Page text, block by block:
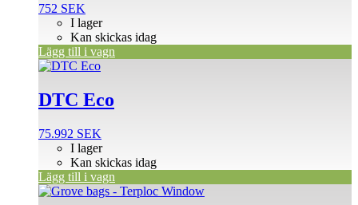
752 SEK
I lager
Kan skickas idag
Lägg till i vagn
DTC Eco
75.992 SEK
I lager
Kan skickas idag
Lägg till i vagn
Den